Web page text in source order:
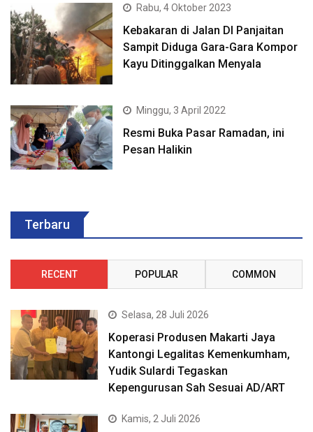
Rabu, 4 Oktober 2023
Kebakaran di Jalan DI Panjaitan
Sampit Diduga Gara-Gara Kompor
Kayu Ditinggalkan Menyala
Minggu, 3 April 2022
Resmi Buka Pasar Ramadan, ini
Pesan Halikin
Terbaru
RECENT POPULAR COMMON
Selasa, 28 Juli 2026
Koperasi Produsen Makarti Jaya
Kantongi Legalitas Kemenkumham,
Yudik Sulardi Tegaskan
Kepengurusan Sah Sesuai AD/ART
Kamis, 2 Juli 2026